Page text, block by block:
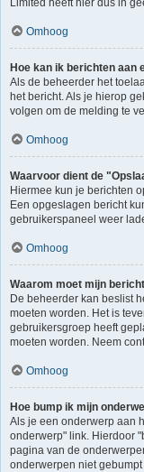
Limited heeft hier dus in
Omhoog
Hoe kan ik berichten aan
Als de beheerder het
het bericht. Als je hierop
volgen om de melding te
Omhoog
Waarvoor dient de
Hiermee kun je berichten
Een opgeslagen bericht
gebruikerspaneel weer
Omhoog
Waarom moet mijn
De beheerder kan beslist
moeten worden. Het is
gebruikersgroep heeft
moeten worden. Neem
Omhoog
Hoe bump ik mijn
Als je een onderwerp aan
onderwerp" link. Hierdoor
pagina van de
onderwerpen niet